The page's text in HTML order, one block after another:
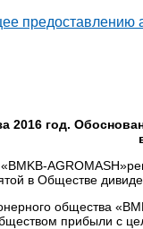
предоставлению
2016 год.
в Обществе
общества
прибыли с